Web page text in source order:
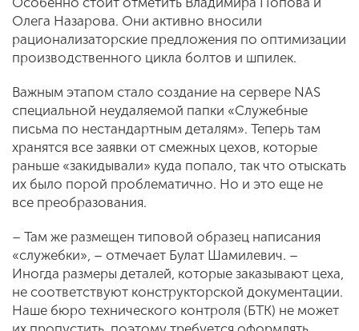
Олега Назарова. Они активно вносили
рационализаторские предложения по оптимизации
производственного цикла болтов и шпилек.
Важным этапом стало создание на сервере NAS
специальной неудаляемой папки «Служебные
письма по нестандартным деталям». Теперь там
хранятся все заявки от смежных цехов, которые
раньше «закидывали» куда попало, так что отыскать
их было порой проблематично. Но и это еще не
все преобразования.
– Там же размещен типовой образец написания
«служебки», – отмечает Булат Шамилевич. –
Иногда размеры деталей, которые заказывают цеха,
не соответствуют конструкторской документации.
Наше бюро технического контроля (БТК) не может